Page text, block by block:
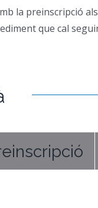
la preinscripció
que cal